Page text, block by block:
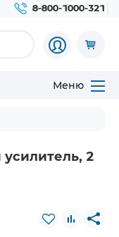
8-800-1000-321
Меню
2